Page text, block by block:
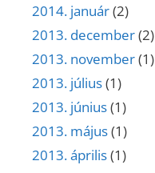
2014. január(2)
2013. december(2)
2013. november(1)
2013. július(1)
2013. június(1)
2013. május(1)
2013. április(1)